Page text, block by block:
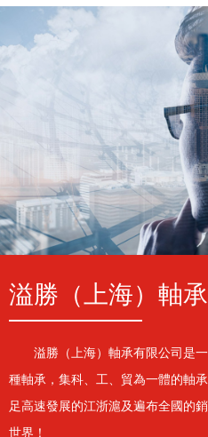
溢勝（上海）軸
溢勝（上海）軸承有限公司是
種軸承，集科、工、貿為一體的軸
世界！
公司已申請有數項相關塑態油
發生產能力。突破了國外對我國相
升級，提高競爭力。固態油軸承，
主要應用于：煉鋼設備、洗衣機、
械、礦山機械、農業機械、印染機